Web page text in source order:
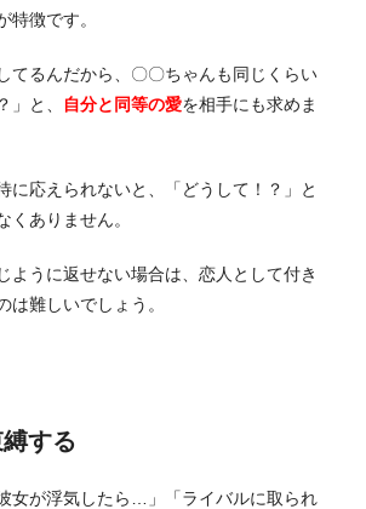
特徴です。
てるんだから、〇〇ちゃんも同じくらい
」と、
自分と同等の愛を相手にも求めま
に応えられないと、「どうして！？」と
くありません。
ように返せない場合は、恋人として付き
は難しいでしょう。
する
女が浮気したら…」「ライバルに取られ